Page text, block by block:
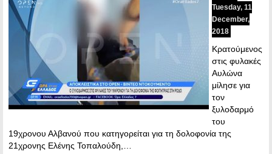
Tuesday, 11
December,
2018
Κρατούμενος
στις φυλακές
Αυλώνα
μίλησε για
τον
ξυλοδαρμό
του
19χρονου Αλβανού που κατηγορείται για τη δολοφονία της
21χρονης Ελένης Τοπαλούδη,…